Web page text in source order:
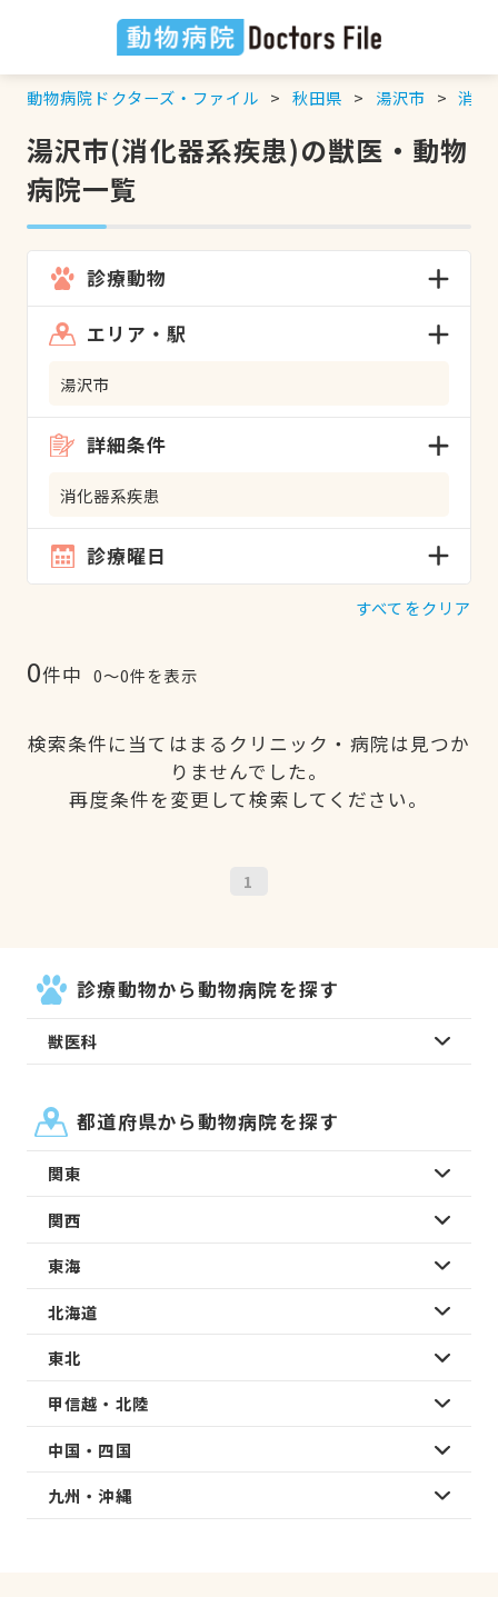
動物病院ドクターズ・ファイル 秋田県 湯沢市 消化
湯沢市(消化器系疾患)の獣医・動物
病院一覧
診療動物
エリア・駅
湯沢市
詳細条件
消化器系疾患
診療曜日
すべてをクリア
0件中 0〜0件を表示
検索条件に当てはまるクリニック・病院は見つか
りませんでした。
再度条件を変更して検索してください。
1
診療動物から動物病院を探す
獣医科
都道府県から動物病院を探す
関東
関西
東海
北海道
東北
甲信越・北陸
中国・四国
九州・沖縄